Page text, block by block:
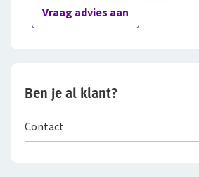
ZW-eigenrisicoverzekering
Anw-pensioen
Vraag advies aan
Ben je al klant?
Contact